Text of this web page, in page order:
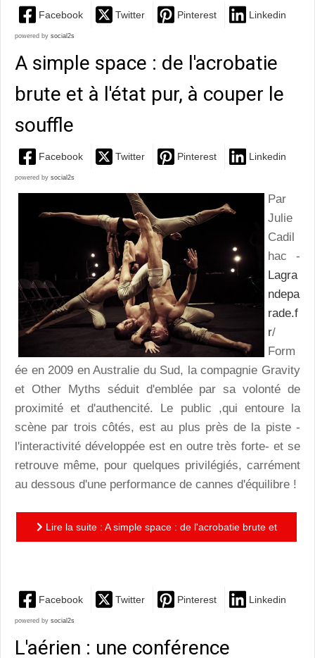
Facebook Twitter Pinterest Linkedin
powered by social2s
A simple space : de l'acrobatie
brute et à l'état pur, à couper le
souffle
Facebook Twitter Pinterest Linkedin
powered by social2s
Par
Julie
Cadil
hac -
Lagra
ndepa
rade.f
r/
Form
ée en 2009 en Australie du Sud, la compagnie Gravity
et Other Myths séduit d'emblée par sa volonté de
proximité et d'authencité. Le public ,qui entoure la
scène par trois côtés, est au plus près de la piste -
l'interactivité développée est en outre très forte- et se
retrouve même, pour quelques privilégiés, carrément
au dessous d'une performance de cannes d'équilibre !
Lire la suite : A simple space : de l'acrobatie brute et
Facebook Twitter Pinterest Linkedin
powered by social2s
L'aérien : une conférence